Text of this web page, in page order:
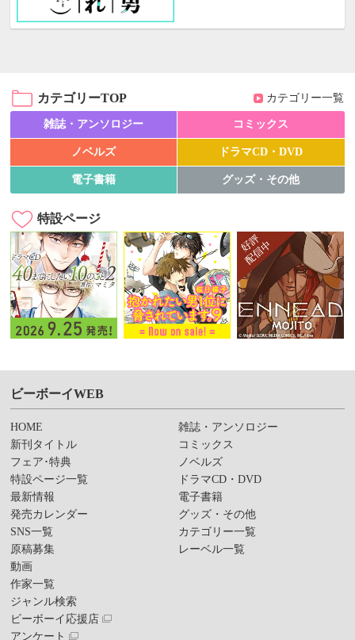
カテゴリーTOP カテゴリー一覧
雑誌・アンソロジー コミックス
ノベルズ ドラマCD・DVD
電子書籍 グッズ・その他
特設ページ
ビーボーイWEB
HOME
新刊タイトル
フェア･特典
特設ページ一覧
最新情報
発売カレンダー
SNS一覧
原稿募集
動画
作家一覧
ジャンル検索
ビーボーイ応援店
アンケート
雑誌・アンソロジー
コミックス
ノベルズ
ドラマCD・DVD
電子書籍
グッズ・その他
カテゴリー一覧
レーベル一覧